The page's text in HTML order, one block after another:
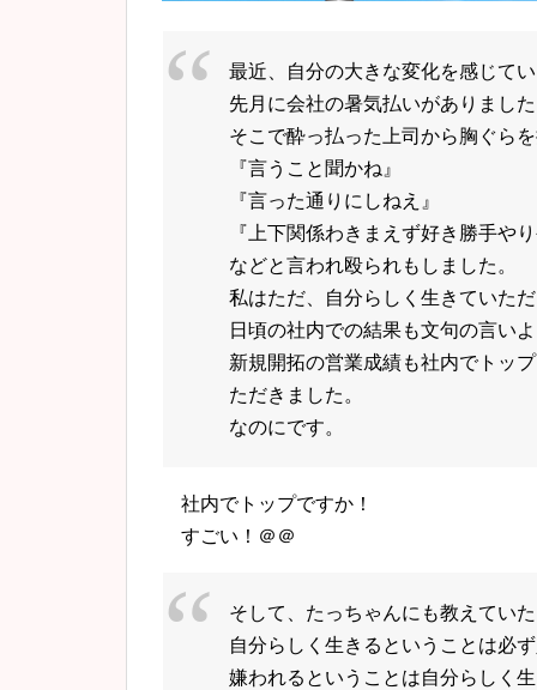
最近、自分の大きな変化を感じて
先月に会社の暑気払いがありまし
そこで酔っ払った上司から胸ぐら
『言うこと聞かね』
『言った通りにしねえ』
『上下関係わきまえず好き勝手や
などと言われ殴られもしました。
私はただ、自分らしく生きていた
日頃の社内での結果も文句の言い
新規開拓の営業成績も社内でトッ
ただきました。
なのにです。
社内でトップですか！
すごい！＠＠
そして、たっちゃんにも教えてい
自分らしく生きるということは必
嫌われるということは自分らしく